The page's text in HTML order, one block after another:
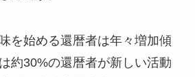
を始める還暦者は年々増加傾
約30%の還暦者が新しい活動